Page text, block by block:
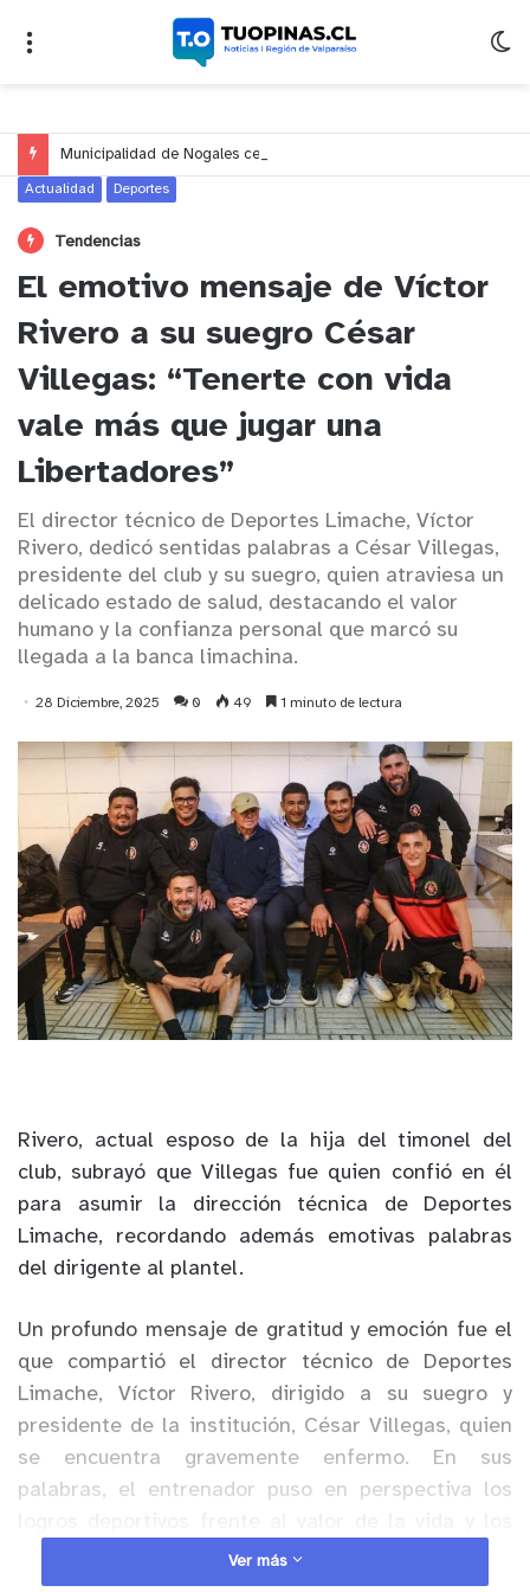
Actualidad Deportes
Tendencias
El emotivo mensaje de Víctor
Rivero a su suegro César
Villegas: “Tenerte con vida
vale más que jugar una
Libertadores”
El director técnico de Deportes Limache, Víctor
Rivero, dedicó sentidas palabras a César Villegas,
presidente del club y su suegro, quien atraviesa un
delicado estado de salud, destacando el valor
humano y la confianza personal que marcó su
llegada a la banca limachina.
28 Diciembre, 2025 0 49 1 minuto de lectura
Rivero, actual esposo de la hija del timonel del
club, subrayó que Villegas fue quien confió en él
para asumir la dirección técnica de Deportes
Limache, recordando además emotivas palabras
del dirigente al plantel.
Un profundo mensaje de gratitud y emoción fue el
que compartió el director técnico de Deportes
Limache, Víctor Rivero, dirigido a su suegro y
presidente de la institución, César Villegas, quien
se encuentra gravemente enfermo. En sus
palabras, el entrenador puso en perspectiva los
Ver más